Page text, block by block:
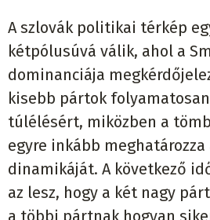
A szlovák politikai térkép
kétpólusúvá válik, ahol a
dominanciája
kisebb pártok
túlélésért, miközben a
egyre inkább
dinamikáját. A következő
az lesz, hogy a két nagy
a többi pártnak hogyan